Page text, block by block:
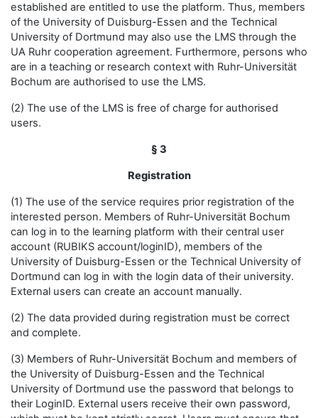
established are entitled to use the platform. Thus, members
of the University of Duisburg-Essen and the Technical
University of Dortmund may also use the LMS through the
UA Ruhr cooperation agreement. Furthermore, persons who
are in a teaching or research context with Ruhr-Universität
Bochum are authorised to use the LMS.
(2) The use of the LMS is free of charge for authorised
users.
§ 3
Registration
(1) The use of the service requires prior registration of the
interested person. Members of Ruhr-Universität Bochum
can log in to the learning platform with their central user
account (RUBIKS account/loginID), members of the
University of Duisburg-Essen or the Technical University of
Dortmund can log in with the login data of their university.
External users can create an account manually.
(2) The data provided during registration must be correct
and complete.
(3) Members of Ruhr-Universität Bochum and members of
the University of Duisburg-Essen and the Technical
University of Dortmund use the password that belongs to
their LoginID. External users receive their own password,